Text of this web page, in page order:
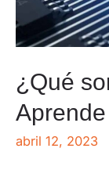
¿Qué
abril 12, 2023